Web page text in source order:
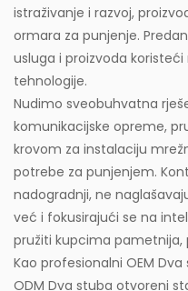
istraživanje i razvoj,
ormara za punjenje.
usluga i proizvoda
tehnologije.
Nudimo sveobuhvatna
komunikacijske opreme,
krovom za instalaciju
potrebe za punjenjem.
nadogradnji, ne
već i fokusirajući se na
pružiti kupcima pametnija,
Kao profesionalni OEM
ODM Dva stuba otvoreni